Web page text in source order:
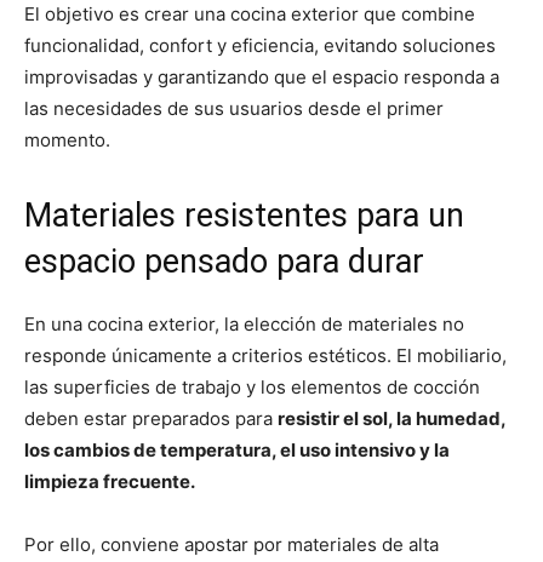
El objetivo es crear una cocina exterior que combine
funcionalidad, confort y eficiencia, evitando soluciones
improvisadas y garantizando que el espacio responda a
las necesidades de sus usuarios desde el primer
momento.
Materiales resistentes para un
espacio pensado para durar
En una cocina exterior, la elección de materiales no
responde únicamente a criterios estéticos. El mobiliario,
las superficies de trabajo y los elementos de cocción
deben estar preparados para resistir el sol, la humedad,
los cambios de temperatura, el uso intensivo y la
limpieza frecuente.
Por ello, conviene apostar por materiales de alta